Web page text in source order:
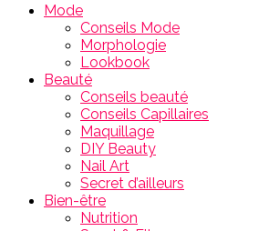
Mode
Conseils Mode
Morphologie
Lookbook
Beauté
Conseils beauté
Conseils Capillaires
Maquillage
DIY Beauty
Nail Art
Secret d’ailleurs
Bien-être
Nutrition